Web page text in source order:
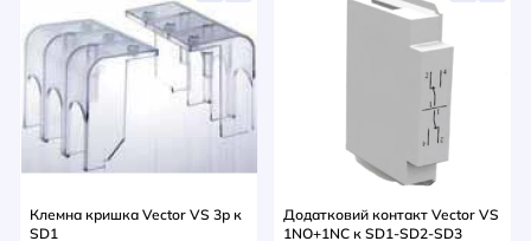
Клемна кришка Vector VS 3р к
SD1
Додатковий контакт Vector VS
1NO+1NC к SD1-SD2-SD3